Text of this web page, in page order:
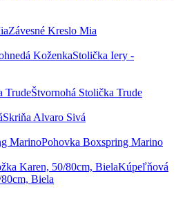
Závesné Kreslo Mia
Stolička Iery -
Štvornohá Stolička Trude
Skriňa Alvaro Sivá
Pohovka Boxspring Marino
Kúpeľňová
Biela